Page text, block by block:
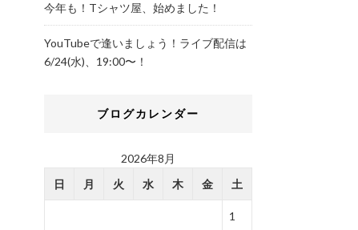
今年も！Tシャツ屋、始めました！
YouTubeで逢いましょう！ライブ配信は
6/24(水)、19:00〜！
ブログカレンダー
2026年8月
日
月 火 水 木 金 土
1